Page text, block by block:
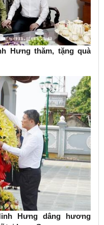
Hưng thăm, tặng quà
Hưng dâng hương